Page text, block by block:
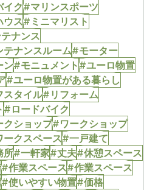
ク#マリンスポーツ
ウス#ミニマリスト
ナンス
ナンスルーム#モーター
ン#モニュメント#ユーロ物置
#ユーロ物置がある暮らし
タイル#リフォーム
#ロードバイク
ショップ#ワークショップ
クスペース#一戸建て
所#一軒家#丈夫#休憩スペース
#作業スペース#作業スペース
#使いやすい物置#価格